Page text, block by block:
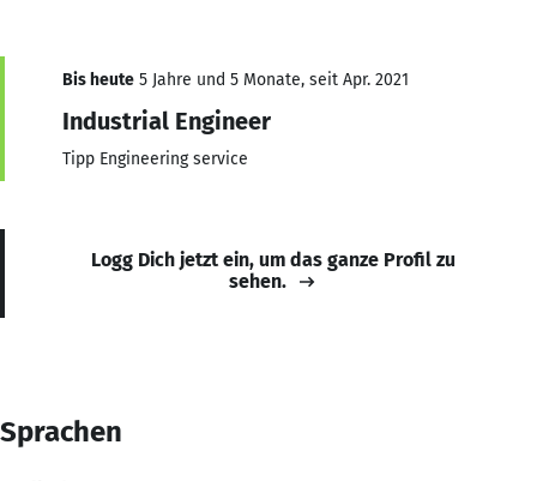
Bis heute 5 Jahre und 5 Monate, seit Apr. 2021
Industrial Engineer
Tipp Engineering service
Logg Dich jetzt ein, um das ganze Profil zu
sehen.
Sprachen